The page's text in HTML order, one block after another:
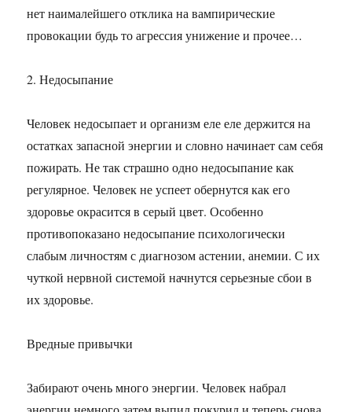
нет наималейшего отклика на вампирические
провокации будь то агрессия унижение и прочее…
2. Недосыпание
Человек недосыпает и организм еле еле держится на
остатках запасной энергии и словно начинает сам себя
пожирать. Не так страшно одно недосыпание как
регулярное. Человек не успеет обернутся как его
здоровье окрасится в серый цвет. Особенно
противопоказано недосыпание психологически
слабым личностям с диагнозом астении, анемии. С их
чуткой нервной системой начнутся серьезные сбои в
их здоровье.
Вредные привычки
Забирают очень много энергии. Человек набрал